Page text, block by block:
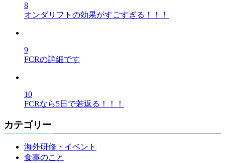
8
オンダリフトの効果がすごすぎる！！！
9
FCRの詳細です
10
FCRなら5日で若返る！！！
カテゴリー
海外研修・イベント
食事のこと